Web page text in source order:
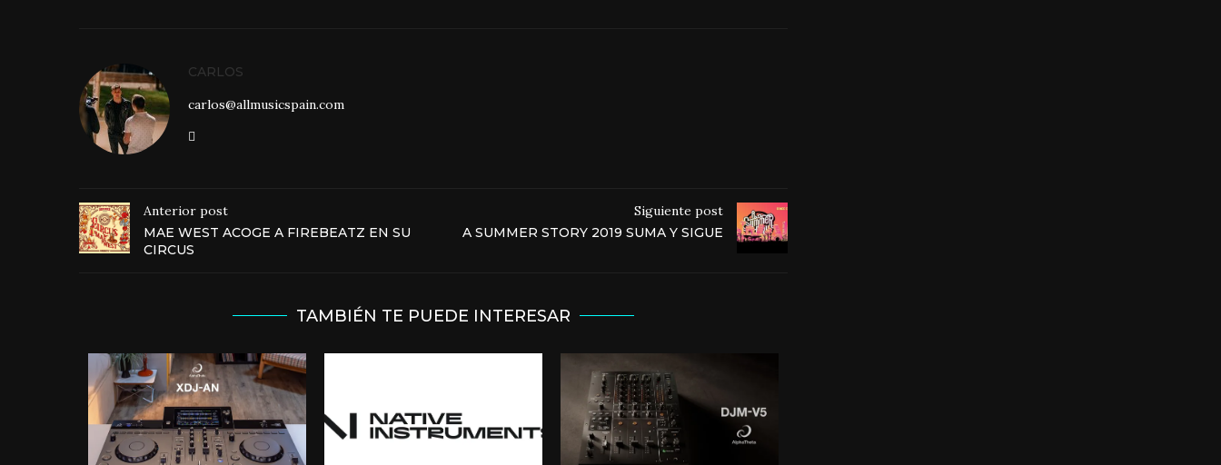
CARLOS
carlos@allmusicspain.com
Anterior post
MAE WEST ACOGE A FIREBEATZ EN SU
CIRCUS
Siguiente post
A SUMMER STORY 2019 SUMA Y SIGUE
TAMBIÉN TE PUEDE INTERESAR